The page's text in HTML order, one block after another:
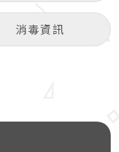
消毒資訊